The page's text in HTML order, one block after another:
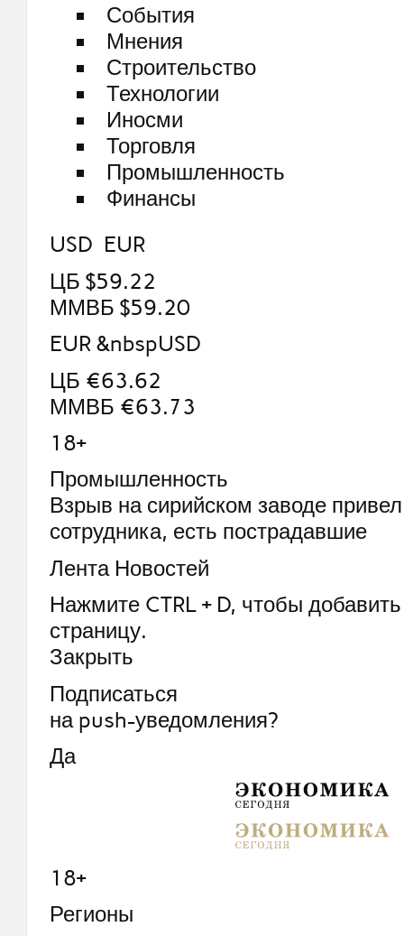
События
Мнения
Строительство
Технологии
Иносми
Торговля
Промышленность
Финансы
USD EUR
ЦБ $59.22
ММВБ $59.20
EUR &nbspUSD
ЦБ €63.62
ММВБ €63.73
18+
Промышленность
Взрыв на сирийском заводе
сотрудника, есть пострадавшие
Лента Новостей
Нажмите CTRL + D, чтобы добавить
страницу.
Закрыть
Подписаться
на push-уведомления?
Да
18+
Регионы